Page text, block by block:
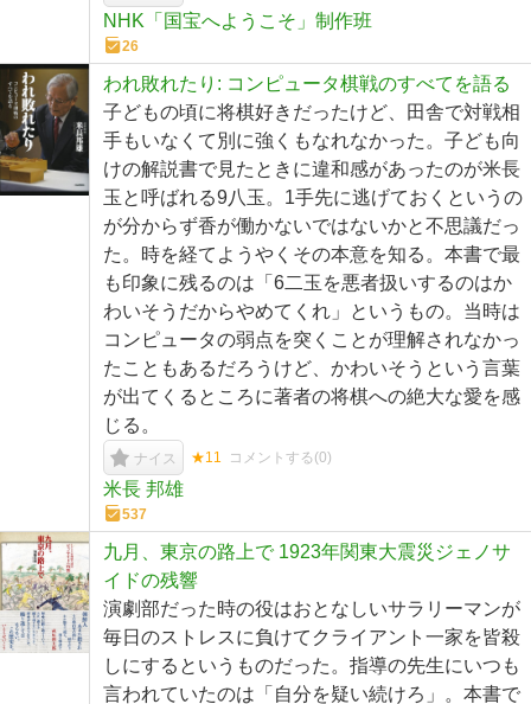
NHK「国宝へようこそ」制作班
26
われ敗れたり: コンピュータ棋戦のすべてを語る
子どもの頃に将棋好きだったけど、田舎で対戦相
手もいなくて別に強くもなれなかった。子ども向
けの解説書で見たときに違和感があったのが米長
玉と呼ばれる9八玉。1手先に逃げておくというの
が分からず香が働かないではないかと不思議だっ
た。時を経てようやくその本意を知る。本書で最
も印象に残るのは「6二玉を悪者扱いするのはか
わいそうだからやめてくれ」というもの。当時は
コンピュータの弱点を突くことが理解されなかっ
たこともあるだろうけど、かわいそうという言葉
が出てくるところに著者の将棋への絶大な愛を感
じる。
ナイス ★11 コメントする(0)
米長 邦雄
537
九月、東京の路上で 1923年関東大震災ジェノサ
イドの残響
演劇部だった時の役はおとなしいサラリーマンが
毎日のストレスに負けてクライアント一家を皆殺
しにするというものだった。指導の先生にいつも
言われていたのは「自分を疑い続けろ」。本書で